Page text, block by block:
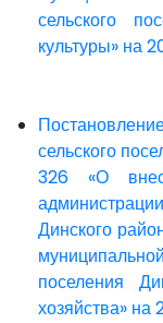
сельского
культуры» на
сельского
326 «О
Динского
поселения
хозяйства»